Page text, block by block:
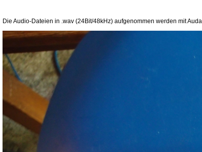
Die Audio-Dateien in .wav (24Bit/48kHz) aufgenommen werden mit